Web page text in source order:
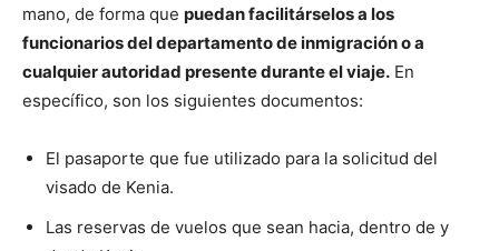
mano, de forma que puedan facilitárselos a los
funcionarios del departamento de inmigración o a
cualquier autoridad presente durante el viaje. En
específico, son los siguientes documentos:
El pasaporte que fue utilizado para la solicitud del
visado de Kenia.
Las reservas de vuelos que sean hacia, dentro de y